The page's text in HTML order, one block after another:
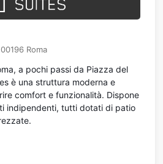
Roma
a pochi passi da Piazza del
è una struttura moderna e
comfort e funzionalità. Dispone
indipendenti, tutti dotati di patio